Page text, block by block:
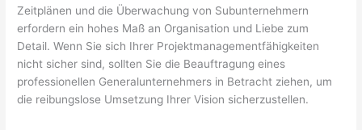
Zeitplänen und die Überwachung von Subunternehmern
erfordern ein hohes Maß an Organisation und Liebe zum
Detail. Wenn Sie sich Ihrer Projektmanagementfähigkeiten
nicht sicher sind, sollten Sie die Beauftragung eines
professionellen Generalunternehmers in Betracht ziehen, um
die reibungslose Umsetzung Ihrer Vision sicherzustellen.